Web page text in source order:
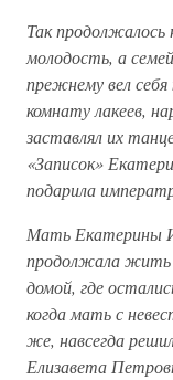
Так продолжалось
молодость, а
прежнему вел
комнату лакеев,
заставлял их
«Записок»
подарила
Мать Екатерины
продолжала жить
домой, где
когда мать с
же, навсегда
Елизавета